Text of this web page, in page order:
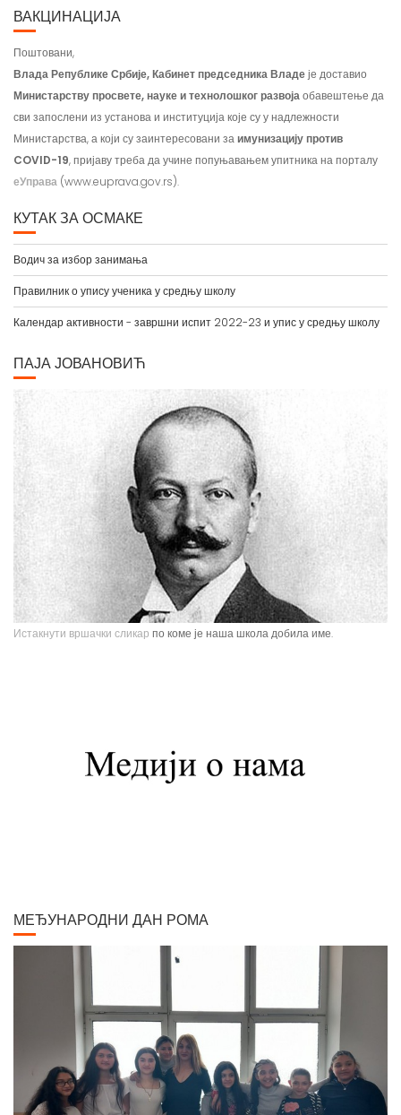
ВАКЦИНАЦИЈА
Поштовани,
Влада Републике Србије, Кабинет председника Владеје доставио
Министарству просвете, науке и технолошког развојаобавештење да
сви запослени из установа и институција које су у надлежности
Министарства, а који су заинтересовани заимунизацију против
COVID-19, пријаву треба да учине попуњавањем упитника на порталу
еУправа (www.euprava.gov.rs).
КУТАК ЗА ОСМАКЕ
Водич за избор занимања
Правилник о упису ученика у средњу школу
Календар активности - завршни испит 2022-23 и упис у средњу школу
ПАЈА ЈОВАНОВИЋ
Истакнути вршачки сликар по коме је наша школа добила име.
Америци. Од 1900. године углавном ради у Паризу и Бечу. После Првог
светског рата боравио је дуже време у Београду и Букурешту. Излагао је
Албаније. Од свих дама које су се нашле на његовом платну, љубав
сликара у већ зрелим годинама задобила је млада Аустријанка Хермина
(Мини) Даубер, кћер настојника у згради где се налазио његов бечки
атеље. Венчали су се 1917. године, када је она имала 25, а он 58 година.
Елегантна, лепа и префињена, постала је његова доживотна љубав и
инспирација. Остали су у браку пуних 40 година, до његове смрти. Умро
је у Бечу 30. новембра 1957. године. По његовој жељи, урна са посмртним
остацима пренета је у Београд. Паја Јовановић се убраја међу 100
најзнаменитијих Срба. У изложбеном простору "Апотеке на
степеницама" у Вршцу данас се налази поставка Пајиних слика: "Кићење
МЕЂУНАРОДНИ ДАН РОМА